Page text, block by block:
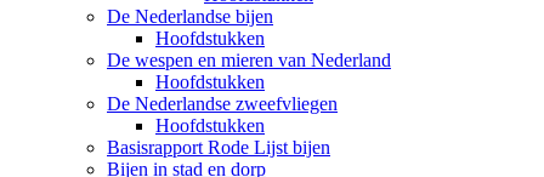
De Nederlandse bijen
Hoofdstukken
De wespen en mieren van Nederland
Hoofdstukken
De Nederlandse zweefvliegen
Hoofdstukken
Basisrapport Rode Lijst bijen
Bijen in stad en dorp